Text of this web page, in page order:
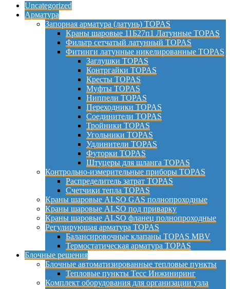
Uncategorized
Арматура
Запорная арматура (латунь) TOPAS
Краны шаровые 11Б27п1 Латунные TOPAS
Фильтр сетчатый латунный TOPAS
Фитинги латунные никелированные TOPAS
Заглушки TOPAS
Контргайки TOPAS
Кресты TOPAS
Муфты TOPAS
Ниппели TOPAS
Переходники TOPAS
Соединители TOPAS
Тройники TOPAS
Угольники TOPAS
Удлинители TOPAS
Футорки TOPAS
Штуцеры для шланга TOPAS
Контрольно-измерительные приборы TOPAS
Распределитель затрат TOPAS
Счетчики тепла TOPAS
Краны шаровые ALSO GAS полнопроходные
Краны шаровые ALSO под приварку
Краны шаровые ALSO фланец полнопроходные
Регулирующая арматура TOPAS
Балансировочные клапаны TOPAS MBV
Термостатическая арматура TOPAS
Блочные решения
Блочные автоматизированные тепловые пункты
Тепловые пункты Тесс Инжиниринг
Комплект оборудования для организации узла